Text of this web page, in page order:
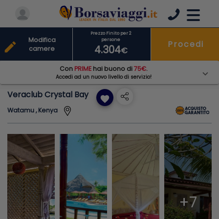
Veraclub Crystal Bay favorite
Watamu , Kenya
+7
Prezzo Finito per 2
persone
4.304€
Procedi
edit
Modifica
camere
Con PRIME hai buono di75€.
Accedi ad un nuovo livello di servizio!